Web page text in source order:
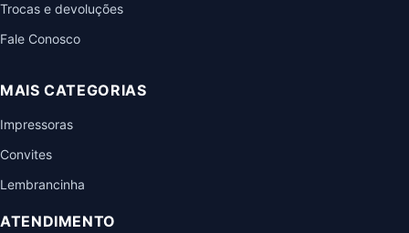
Trocas e devoluções
Fale Conosco
MAIS CATEGORIAS
Impressoras
Convites
Lembrancinha
ATENDIMENTO